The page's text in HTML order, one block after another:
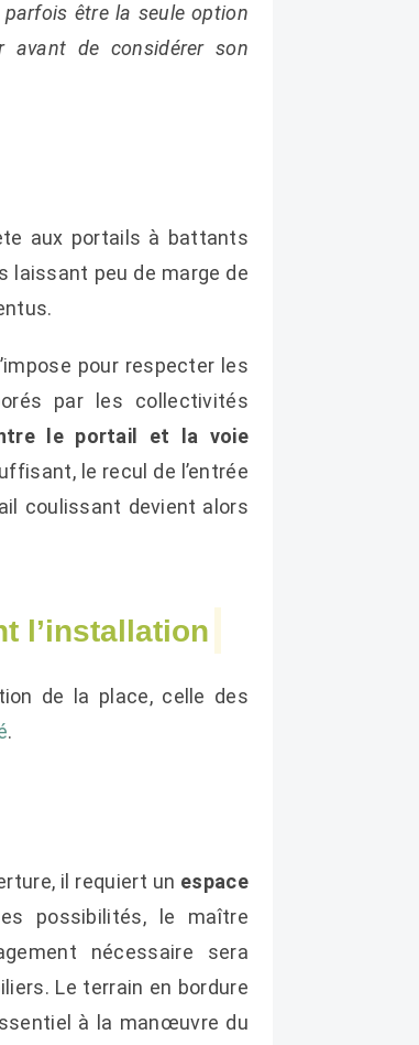
être la seule option
avant de considérer son
aux portails à battants
laissant peu de marge de
pour respecter les
par les collectivités
le portail et la voie
le recul de l’entrée
coulissant devient alors
l’installation
de la place, celle des
.
il requiert un espace
possibilités, le maître
nécessaire sera
Le terrain en bordure
à la manœuvre du